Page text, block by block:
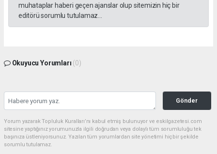
muhataplar haberi geçen ajanslar olup sitemizin hiç bir
editörü sorumlu tutulamaz...
Okuyucu Yorumları (0)
Gönder
Yorum yazarak Topluluk Kuralları’nı kabul etmiş bulunuyor ve eskilgazetesi.com
sitesine yaptığınız yorumunuzla ilgili doğrudan veya dolaylı tüm sorumluluğu tek
başınıza üstleniyorsunuz. Yazılan tüm yorumlardan site yönetimi hiçbir şekilde
sorumlu tutulamaz.